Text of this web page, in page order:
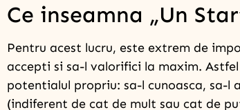
Ce inseamna „Un
Pentru acest lucru, este extrem de
accepti si sa-l valorifici la maxim.
potentialul propriu: sa-l cunoasca, sa-l
(indiferent de cat de mult sau cat de